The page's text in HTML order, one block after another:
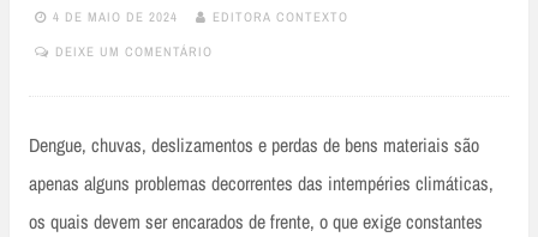
4 DE MAIO DE 2024 EDITORA CONTEXTO
DEIXE UM COMENTÁRIO
Dengue, chuvas, deslizamentos e perdas de bens materiais são
apenas alguns problemas decorrentes das intempéries climáticas,
os quais devem ser encarados de frente, o que exige constantes